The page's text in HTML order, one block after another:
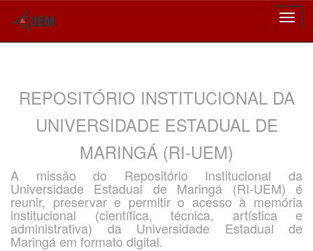
REPOSITÓRIO INSTITUCIONAL DA
UNIVERSIDADE ESTADUAL DE
MARINGÁ (RI-UEM)
A missão do Repositório Institucional da
Universidade Estadual de Maringá (RI-UEM) é
reunir, preservar e permitir o acesso à memória
institucional (científica, técnica, artística e
administrativa) da Universidade Estadual de
Maringá em formato digital.